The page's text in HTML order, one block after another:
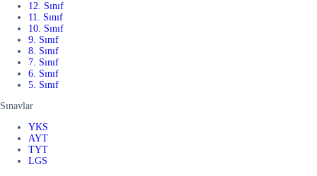
12. Sınıf
11. Sınıf
10. Sınıf
9. Sınıf
8. Sınıf
7. Sınıf
6. Sınıf
5. Sınıf
Sınavlar
YKS
AYT
TYT
LGS